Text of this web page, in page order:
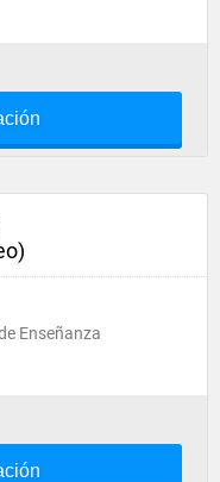
Enseñanza